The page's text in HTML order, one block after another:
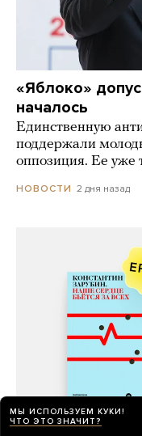
«Яблоко»
началось
Единственную
поддержали
оппозиция. Ее уже
НОВОСТИ 2 дня назад
Константин
МЫ ИСПОЛЬЗУЕМ КУКИ!
ЧТО ЭТО ЗНАЧИТ?